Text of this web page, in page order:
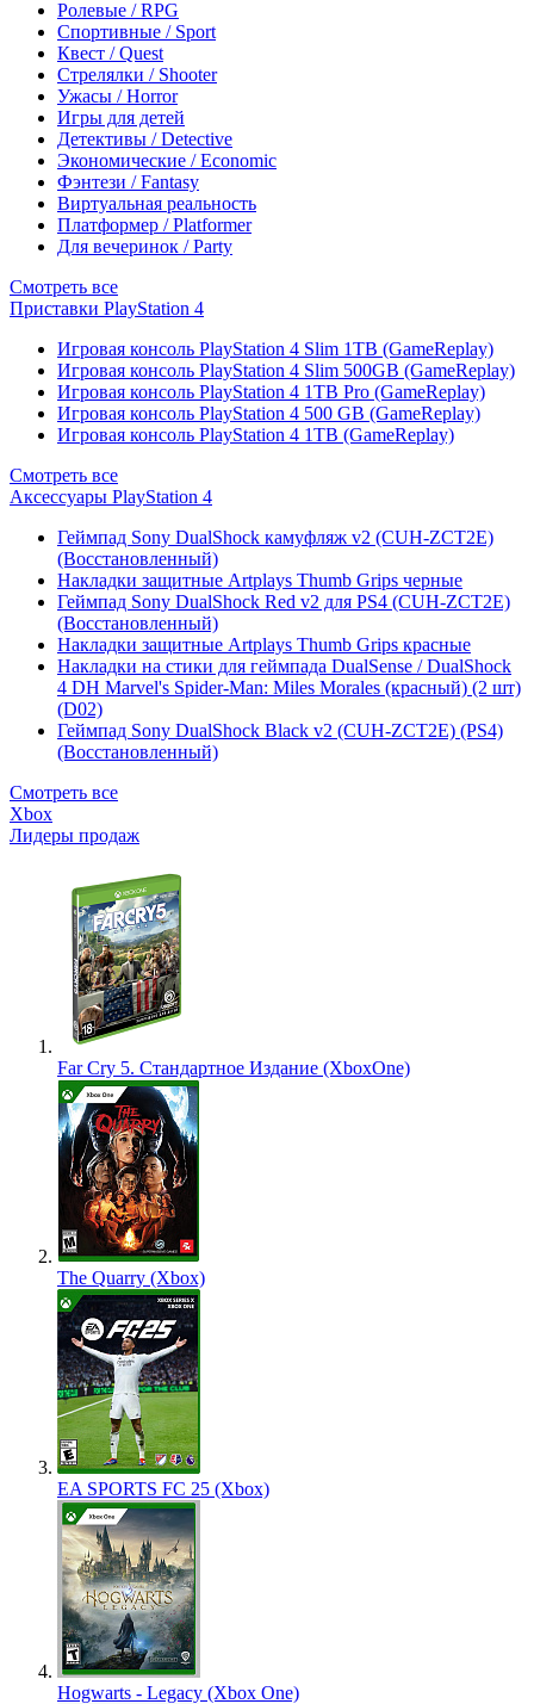
Ролевые / RPG
Спортивные / Sport
Квест / Quest
Стрелялки / Shooter
Ужасы / Horror
Игры для детей
Детективы / Detective
Экономические / Economic
Фэнтези / Fantasy
Виртуальная реальность
Платформер / Platformer
Для вечеринок / Party
Смотреть все
Приставки PlayStation 4
Игровая консоль PlayStation 4 Slim 1TB (GameReplay)
Игровая консоль PlayStation 4 Slim 500GB (GameReplay)
Игровая консоль PlayStation 4 1TB Pro (GameReplay)
Игровая консоль PlayStation 4 500 GB (GameReplay)
Игровая консоль PlayStation 4 1TB (GameReplay)
Смотреть все
Аксессуары PlayStation 4
Геймпад Sony DualShock камуфляж v2 (CUH-ZCT2E)
(Восстановленный)
Накладки защитные Artplays Thumb Grips черные
Геймпад Sony DualShock Red v2 для PS4 (CUH-ZCT2E)
(Восстановленный)
Накладки защитные Artplays Thumb Grips красные
Накладки на стики для геймпада DualSense / DualShock
4 DH Marvel's Spider-Man: Miles Morales (красный) (2 шт)
(D02)
Геймпад Sony DualShock Black v2 (CUH-ZCT2E) (PS4)
(Восстановленный)
Смотреть все
Xbox
Лидеры продаж
Far Cry 5. Стандартное Издание (XboxOne)
The Quarry (Xbox)
EA SPORTS FC 25 (Xbox)
Hogwarts - Legacy (Xbox One)